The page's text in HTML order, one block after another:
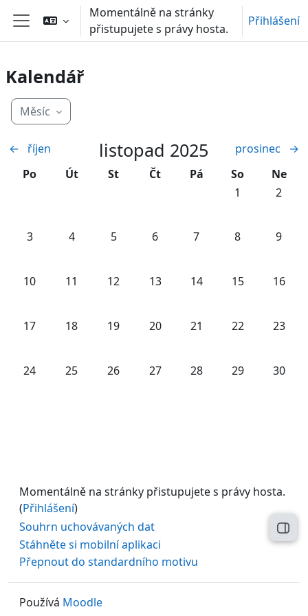
Přejít k hlavnímu obsahu
Boční panel
Momentálně na stránky
přistupujete s právy hosta.
Přihlášení
Kalendář
Měsíc
← říjen listopad 2025 prosinec
→
Pondělí
Po Úterý
Út Středa
St Čtvrtek
Čt Pátek
Pá Sobota
So Neděle
Ne
Žádné
1 2
Žádné události, pondělí, 3. listopadu
3 Žádné události, úterý, 4. listopadu
4 Žádné události, středa, 5. listopadu
5 Žádné události, čtvrtek, 6.
6 Žádné události, pátek,
7 Žádné
8 9
Žádné události, pondělí, 10. listopadu
10 Žádné události, úterý, 11. listopadu
11 Žádné události, středa, 12. listopadu
12 Žádné události, čtvrtek, 13.
13 Žádné události, pátek,
14 Žádné
15 16
Žádné události, pondělí, 17. listopadu
17 Žádné události, úterý, 18. listopadu
18 Žádné události, středa, 19. listopadu
19 Žádné události, čtvrtek, 20.
20 Žádné události, pátek,
21 Žádné
22 23
Žádné události, pondělí, 24. listopadu
24 Žádné události, úterý, 25. listopadu
25 Žádné události, středa, 26. listopadu
26 Žádné události, čtvrtek, 27.
27 Žádné události, pátek,
28 Žádné
29 30
Momentálně na stránky přistupujete s právy hosta.
(Přihlášení)
Souhrn uchovávaných dat
Stáhněte si mobilní aplikaci
Přepnout do standardního motivu
Používá Moodle